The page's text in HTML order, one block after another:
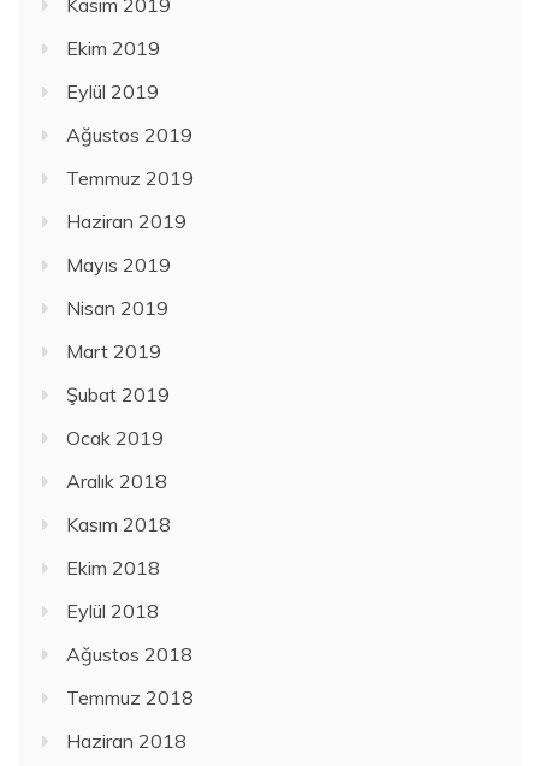
Ekim 2019
Eylül 2019
Ağustos 2019
Temmuz 2019
Haziran 2019
Mayıs 2019
Nisan 2019
Mart 2019
Şubat 2019
Ocak 2019
Aralık 2018
Kasım 2018
Ekim 2018
Eylül 2018
Ağustos 2018
Temmuz 2018
Haziran 2018